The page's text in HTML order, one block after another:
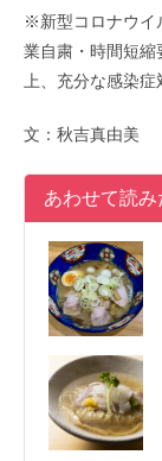
※新型コロナウイ
業自粛・時間短縮
上、充分な感染症
文：秋吉真由美
あわせて読み